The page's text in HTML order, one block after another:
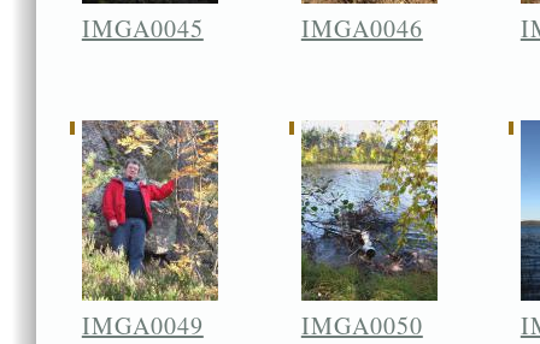
IMGA0045 IMGA0046
IMGA0049 IMGA0050